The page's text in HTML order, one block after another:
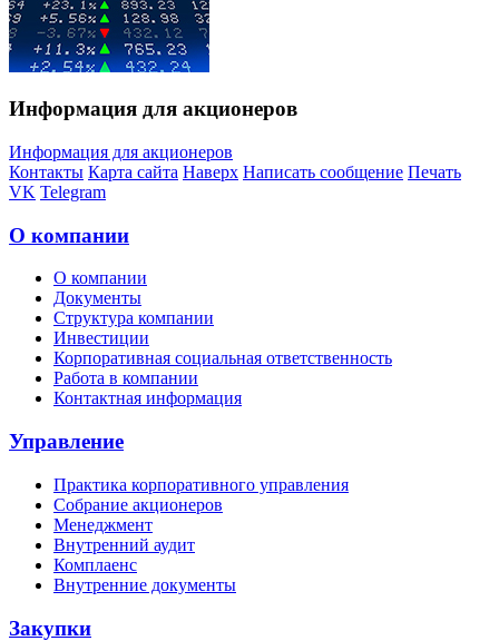
Информация для акционеров
Информация для акционеров
Контакты Карта сайта Наверх Написать сообщение Печать
VK Telegram
О компании
О компании
Документы
Структура компании
Инвестиции
Корпоративная социальная ответственность
Работа в компании
Контактная информация
Управление
Практика корпоративного управления
Собрание акционеров
Менеджмент
Внутренний аудит
Комплаенс
Внутренние документы
Закупки